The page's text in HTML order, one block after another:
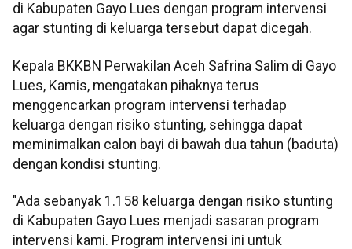
di Kabupaten Gayo Lues dengan program intervensi
agar stunting di keluarga tersebut dapat dicegah.
Kepala BKKBN Perwakilan Aceh Safrina Salim di Gayo
Lues, Kamis, mengatakan pihaknya terus
menggencarkan program intervensi terhadap
keluarga dengan risiko stunting, sehingga dapat
meminimalkan calon bayi di bawah dua tahun (baduta)
dengan kondisi stunting.
"Ada sebanyak 1.158 keluarga dengan risiko stunting
di Kabupaten Gayo Lues menjadi sasaran program
intervensi kami. Program intervensi ini untuk